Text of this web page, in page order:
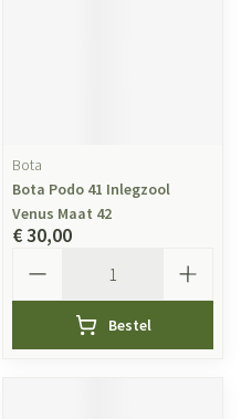
Bota
Bota Podo 41 Inlegzool
Venus Maat 42
€ 30,00
Bestel